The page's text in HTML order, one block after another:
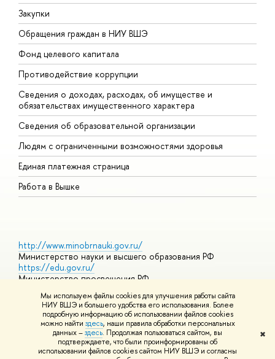
Мы используем файлы cookies для улучшения работы сайта
НИУ ВШЭ и большего удобства его использования. Более
подробную информацию об использовании файлов cookies
можно найти здесь, наши правила обработки персональных
данных –здесь. Продолжая пользоваться сайтом, вы
подтверждаете, что были проинформированы об
использовании файлов cookies сайтом НИУ ВШЭ и согласны
✖
Закупки
Обращения граждан в НИУ ВШЭ
Фонд целевого капитала
Противодействие коррупции
Сведения о доходах, расходах, об имуществе и
обязательствах имущественного характера
Сведения об образовательной организации
Людям с ограниченными возможностями здоровья
Единая платежная страница
Работа в Вышке
http://www.minobrnauki.gov.ru/
Министерство науки и высшего образования РФ
https://edu.gov.ru/
Министерство просвещения РФ
https://elearning.hse.ru/mooc
Массовые открытые онлайн-курсы
© НИУ ВШЭ 1993–2026 Адреса и контактыУсловия
использования материалов Политика конфиденциальности